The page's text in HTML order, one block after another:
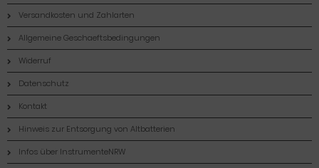
Versandkosten und Zahlarten
Allgemeine Geschaeftsbedingungen
Widerruf
Datenschutz
Kontakt
Hinweis zur Entsorgung von Altbatterien
Infos über InstrumenteNRW